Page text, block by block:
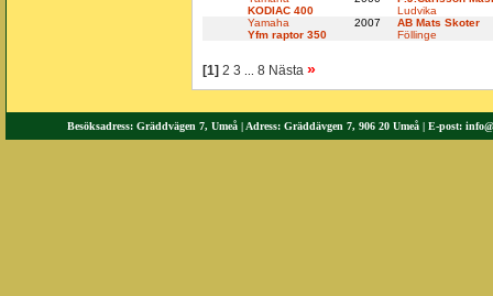
KODIAC 400
Ludvika
Yamaha
Yfm raptor 350
2007
AB Mats Skoter
Föllinge
[1] 2 3 8 Nästa »
Besöksadress: Gräddvägen 7, Umeå | Adress: Gräddävgen 7, 906 20 Umeå | E-post: